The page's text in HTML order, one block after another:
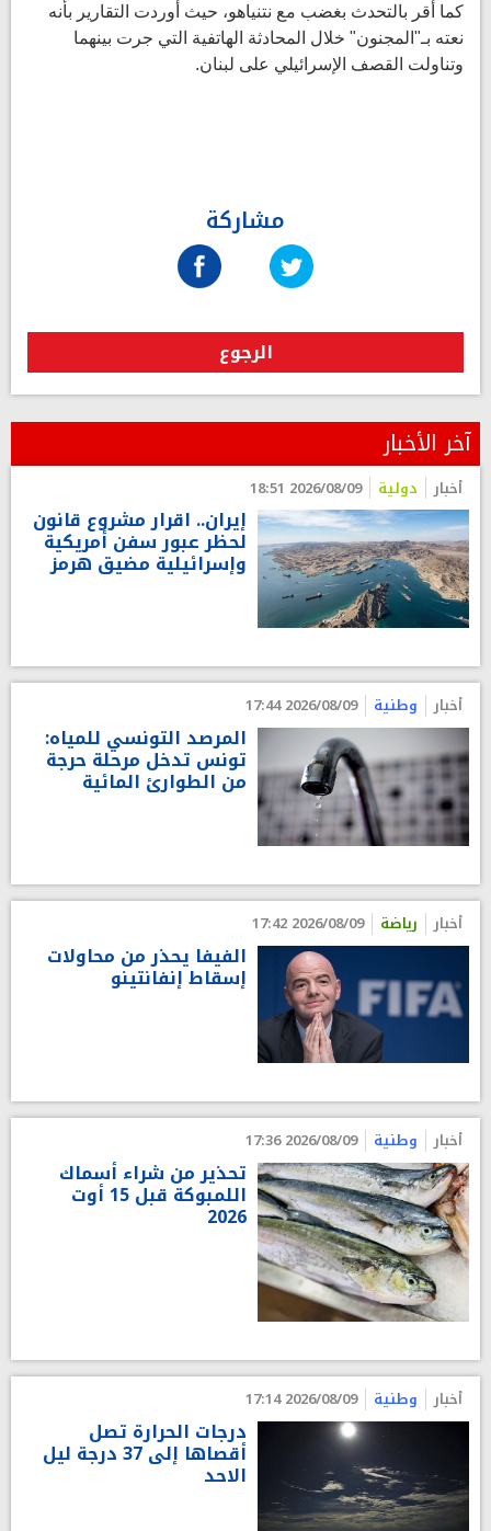
كما أقر بالتحدث بغضب مع نتنياهو، حيث أوردت التقارير بأنه
نعته بـ"المجنون" خلال المحادثة الهاتفية التي جرت بينهما
وتناولت القصف الإسرائيلي على لبنان.
مشاركة
الرجوع
آخر الأخبار
أخبار دولية 2026/08/09 18:51
إيران.. اقرار مشروع قانون
لحظر عبور سفن أمريكية
وإسرائيلية مضيق هرمز
أخبار وطنية 2026/08/09 17:44
المرصد التونسي للمياه:
تونس تدخل مرحلة حرجة
من الطوارئ المائية
أخبار رياضة 2026/08/09 17:42
الفيفا يحذر من محاولات
إسقاط إنفانتينو
أخبار وطنية 2026/08/09 17:36
تحذير من شراء أسماك
اللمبوكة قبل 15 أوت
2026
أخبار وطنية 2026/08/09 17:14
درجات الحرارة تصل
أقصاها إلى 37 درجة ليل
الاحد